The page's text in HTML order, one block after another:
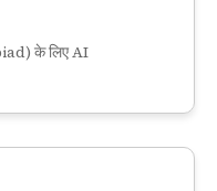
के लिए AI